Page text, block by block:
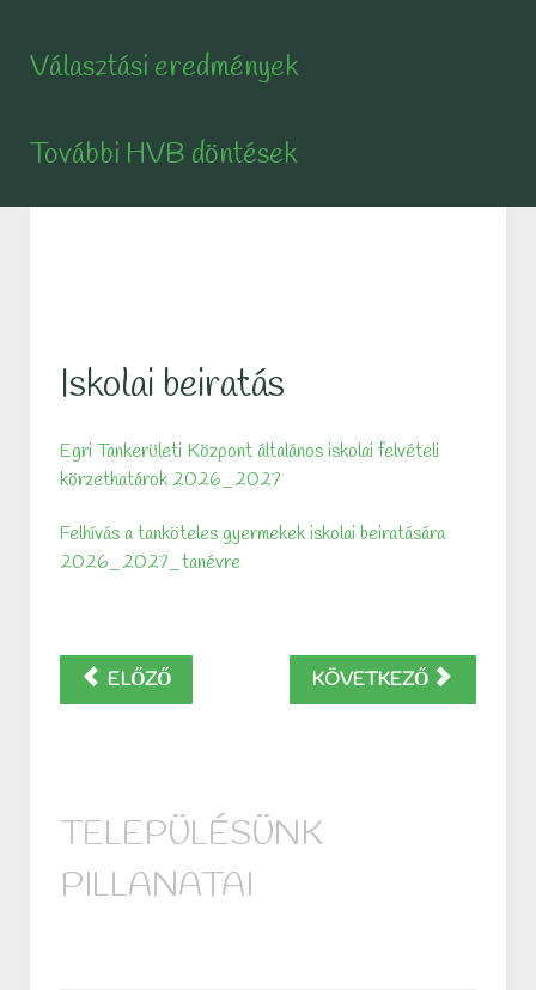
Választási eredmények
További HVB döntések
Iskolai beiratás
Egri Tankerületi Központ általános iskolai felvételi
körzethatárok 2026_2027
Felhívás a tanköteles gyermekek iskolai beiratására
2026_2027_tanévre
ELŐZŐ KÖVETKEZŐ
TELEPÜLÉSÜNK
PILLANATAI